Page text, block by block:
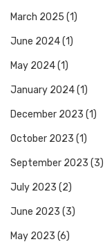
March 2025 (1)
June 2024(1)
May 2024(1)
January 2024(1)
December 2023 (1)
October 2023 (1)
September 2023 (3)
July 2023 (2)
June 2023 (3)
May 2023 (6)